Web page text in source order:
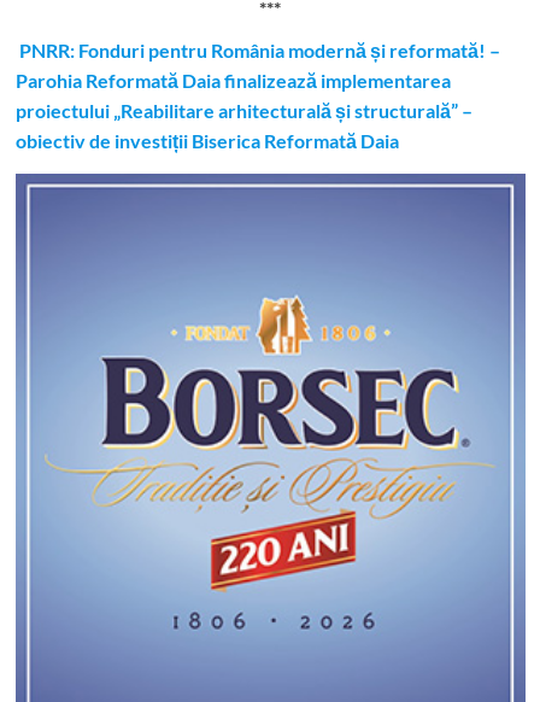
***
PNRR: Fonduri pentru România modernă și reformată! –
Parohia Reformată Daia finalizează implementarea
proiectului „Reabilitare arhitecturală și structurală” –
obiectiv de investiții Biserica Reformată Daia